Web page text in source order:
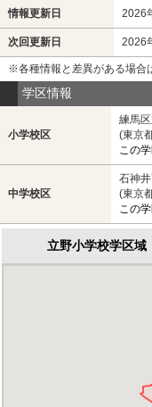
情報更新日 2026
次回更新日 2026
※各種情報と差異がある場合
学区情報
小学校区
練馬
(東京
この
中学校区
石神
(東京
この
立野小学校学区域